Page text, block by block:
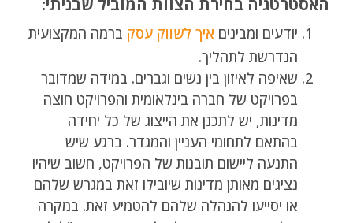
האסטרטגיה בחירת הצוות המוביל שבניתי:
יודעים ומבינים איך לשווק עסק ברמה המקצועית
הנדרשת לתהליך​.
שאיפה לאיזון בין נשים וגברים. במידה שמדובר
בפרויקט של חברה בינלאומית והפרויקט חוצה
מדינות, יש לתכנן את הייצוג של כל יחידה
בהתאם לתחומי העניין והמגדר. ברגע שיש
התנעה ליישום תובנות של הפרויקט, חשוב שיהיו
נציגים מאותן מדינות שיובילו זאת במגרש שלהם
או יסייעו להנהלה שלהם להטמיע זאת. במקרה